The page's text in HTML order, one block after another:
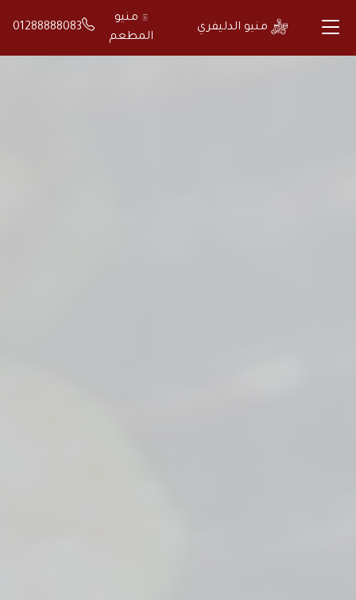
01288888083
منيو
المطعم
منيو الدليفري